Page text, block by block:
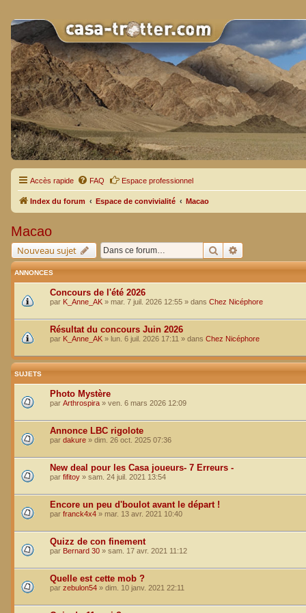
Accès rapide FAQ Espace professionnel
Index du forum Espace de convivialité Macao
Macao
Nouveau sujet Rechercher
ANNONCES
Concours de l'été 2026
par K_Anne_AK » mar. 7 juil. 2026 12:55 » dans Chez Nicéphore
Résultat du concours Juin 2026
par K_Anne_AK » lun. 6 juil. 2026 17:11 » dans Chez Nicéphore
SUJETS
Photo Mystère
par Arthrospira » ven. 6 mars 2026 12:09
Annonce LBC rigolote
par dakure » dim. 26 oct. 2025 07:36
New deal pour les Casa joueurs- 7 Erreurs -
par fifitoy » sam. 24 juil. 2021 13:54
Encore un peu d'boulot avant le départ !
par franck4x4 » mar. 13 avr. 2021 10:40
Quizz de con finement
par Bernard 30 » sam. 17 avr. 2021 11:12
Quelle est cette mob ?
par zebulon54 » dim. 10 janv. 2021 22:11